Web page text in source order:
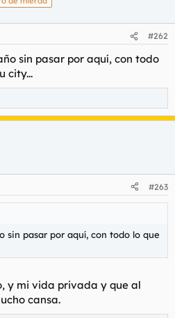
#262
sin pasar por aquí, con todo
city...
#263
sin pasar por aquí, con todo lo que
y mi vida privada y que al
cansa.